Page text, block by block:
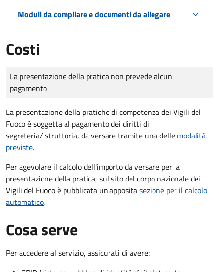
Moduli da compilare e documenti da allegare
Costi
Tipo di pagamento
Importo
La presentazione della pratica non prevede alcun
pagamento
La presentazione della pratiche di competenza dei Vigili del
Fuoco è soggetta al pagamento dei diritti di
segreteria/istruttoria, da versare tramite una delle modalità
previste.
Per agevolare il calcolo dell'importo da versare per la
presentazione della pratica, sul sito del corpo nazionale dei
Vigili del Fuoco è pubblicata un'appositasezione per il calcolo
automatico.
Cosa serve
Per accedere al servizio, assicurati di avere: